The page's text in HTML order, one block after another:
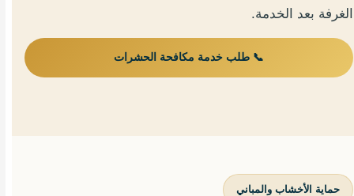
الغرفة بعد الخدمة.
📞 طلب خدمة مكافحة الحشرات
حماية الأخشاب والمباني